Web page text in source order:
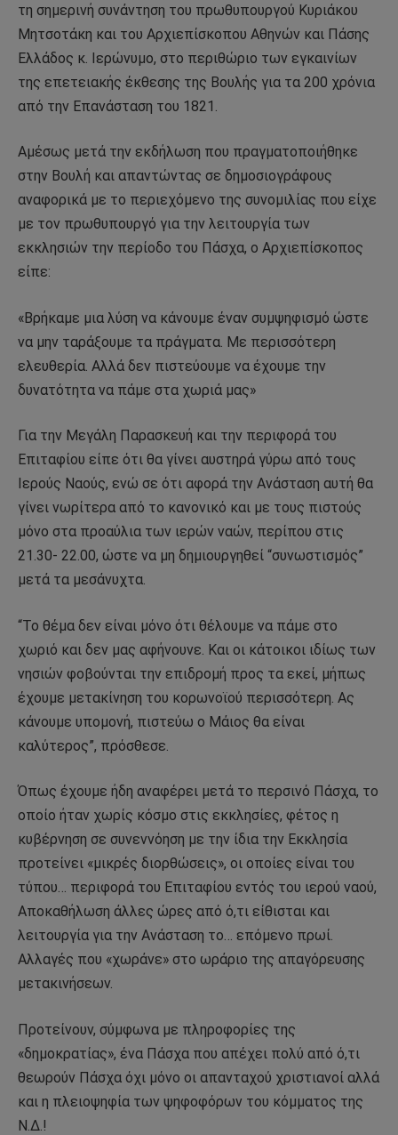
τη σημερινή συνάντηση του πρωθυπουργού Κυριάκου
Μητσοτάκη και του Αρχιεπίσκοπου Αθηνών και Πάσης
Ελλάδος κ. Ιερώνυμο, στο περιθώριο των εγκαινίων
της επετειακής έκθεσης της Βουλής για τα 200 χρόνια
από την Επανάσταση του 1821.
Αμέσως μετά την εκδήλωση που πραγματοποιήθηκε
στην Βουλή και απαντώντας σε δημοσιογράφους
αναφορικά με το περιεχόμενο της συνομιλίας που είχε
με τον πρωθυπουργό για την λειτουργία των
εκκλησιών την περίοδο του Πάσχα, ο Αρχιεπίσκοπος
είπε:
«Βρήκαμε μια λύση να κάνουμε έναν συμψηφισμό ώστε
να μην ταράξουμε τα πράγματα. Με περισσότερη
ελευθερία. Αλλά δεν πιστεύουμε να έχουμε την
δυνατότητα να πάμε στα χωριά μας»
Για την Μεγάλη Παρασκευή και την περιφορά του
Επιταφίου είπε ότι θα γίνει αυστηρά γύρω από τους
Ιερούς Ναούς, ενώ σε ότι αφορά την Ανάσταση αυτή θα
γίνει νωρίτερα από το κανονικό και με τους πιστούς
μόνο στα προαύλια των ιερών ναών, περίπου στις
21.30- 22.00, ώστε να μη δημιουργηθεί “συνωστισμός”
μετά τα μεσάνυχτα.
“Το θέμα δεν είναι μόνο ότι θέλουμε να πάμε στο
χωριό και δεν μας αφήνουνε. Και οι κάτοικοι ιδίως των
νησιών φοβούνται την επιδρομή προς τα εκεί, μήπως
έχουμε μετακίνηση του κορωνοϊού περισσότερη. Ας
κάνουμε υπομονή, πιστεύω ο Μάιος θα είναι
καλύτερος”, πρόσθεσε.
Όπως έχουμε ήδη αναφέρει μετά το περσινό Πάσχα, το
οποίο ήταν χωρίς κόσμο στις εκκλησίες, φέτος η
κυβέρνηση σε συνεννόηση με την ίδια την Εκκλησία
προτείνει «μικρές διορθώσεις», οι οποίες είναι του
τύπου… περιφορά του Επιταφίου εντός του ιερού ναού,
Αποκαθήλωση άλλες ώρες από ό,τι είθισται και
λειτουργία για την Ανάσταση το… επόμενο πρωί.
Αλλαγές που «χωράνε» στο ωράριο της απαγόρευσης
μετακινήσεων.
Προτείνουν, σύμφωνα με πληροφορίες της
«δημοκρατίας», ένα Πάσχα που απέχει πολύ από ό,τι
θεωρούν Πάσχα όχι μόνο οι απανταχού χριστιανοί αλλά
και η πλειοψηφία των ψηφοφόρων του κόμματος της
Ν.Δ.!